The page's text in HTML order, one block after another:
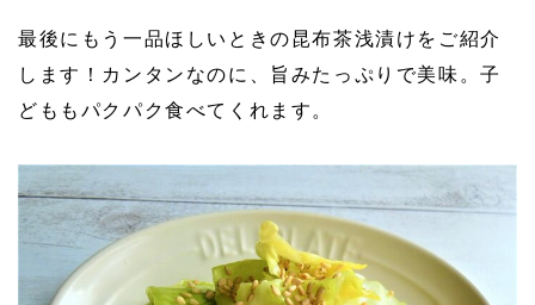
最後にもう一品ほしいときの昆布茶浅漬けをご紹介
します！カンタンなのに、旨みたっぷりで美味。子
どももパクパク食べてくれます。